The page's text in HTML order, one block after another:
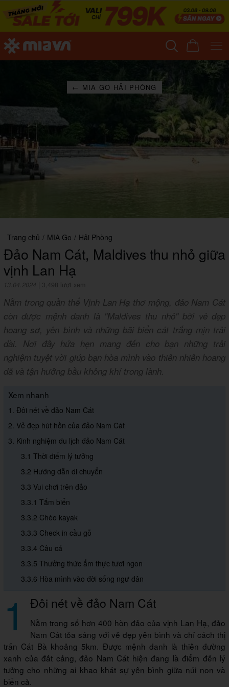
← MIA GO HẢI PHÒNG
Trang chủ / MIA Go / Hải Phòng
Đảo Nam Cát, Maldives thu nhỏ giữa
vịnh Lan Hạ
13.04.2024 3,498 lượt xem
Nằm trong quần thể Vịnh Lan Hạ thơ mộng, đảo Nam Cát
còn được mệnh danh là "Maldives thu nhỏ" bởi vẻ đẹp
hoang sơ, yên bình và những bãi biển cát trắng mịn trải
dài. Nơi đây hứa hẹn mang đến cho bạn những trải
nghiệm tuyệt vời giúp bạn hòa mình vào thiên nhiên hoang
dã và tận hưởng bầu không khí trong lành.
Xem nhanh
1. Đôi nét về đảo Nam Cát
2. Vẻ đẹp hút hồn của đảo Nam Cát
3. Kinh nghiệm du lịch đảo Nam Cát
3.1 Thời điểm lý tưởng
3.2 Hướng dẫn di chuyển
3.3 Vui chơi trên đảo
3.3.1 Tắm biển
3.3.2 Chèo kayak
3.3.3 Check in cầu gỗ
3.3.4 Câu cá
3.3.5 Thưởng thức ẩm thực tươi ngon
3.3.6 Hòa mình vào đời sống ngư dân
1 Đôi nét về đảo Nam Cát
Nằm trong số hơn 400 hòn đảo của vịnh Lan Hạ, đảo
Nam Cát tỏa sáng với vẻ đẹp yên bình và chỉ cách thị
trấn Cát Bà khoảng 5km. Được mệnh danh là thiên đường
xanh của đất cảng, đảo Nam Cát hiện đang là điểm đến lý
tưởng cho những ai khao khát sự yên bình giữa núi non và
biển cả.